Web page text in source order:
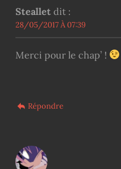
Steallet dit :
28/05/2017 À 07:39
Merci pour le chap’ !
Répondre